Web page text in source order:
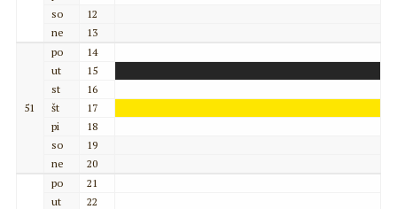
so
12
ne
13
51
po
14
ut
15
st
16
št
17
pi
18
so
19
ne
20
po
21
ut
22